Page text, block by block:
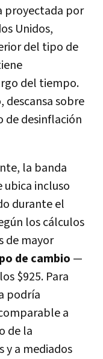
proyectada por
Unidos,
del tipo de
del tiempo.
descansa sobre
de desinflación
la banda
ubica incluso
durante el
los cálculos
de mayor
de cambio —
$925. Para
podría
a
de la
y a mediados